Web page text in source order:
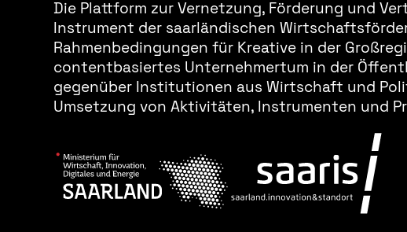
Die Plattform zur Vernetzung, Förderung und
Instrument der saarländischen
Rahmenbedingungen für Kreative in der
contentbasiertes Unternehmertum in der
gegenüber Institutionen aus Wirtschaft und
Umsetzung von Aktivitäten, Instrumenten und